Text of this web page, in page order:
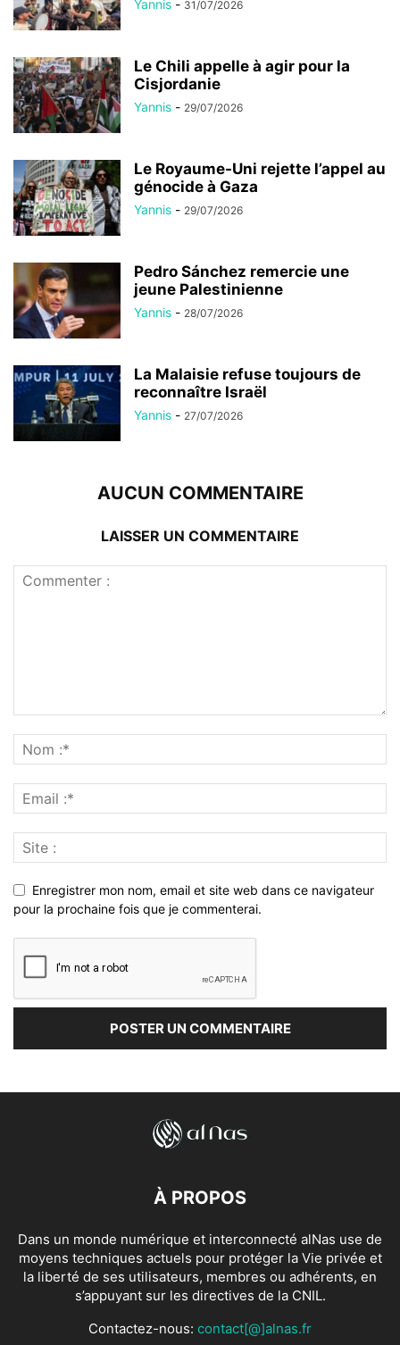
Yannis - 31/07/2026
Le Chili appelle à agir pour la
Cisjordanie
Yannis - 29/07/2026
Le Royaume-Uni rejette l’appel au
génocide à Gaza
Yannis - 29/07/2026
Pedro Sánchez remercie une
jeune Palestinienne
Yannis - 28/07/2026
La Malaisie refuse toujours de
reconnaître Israël
Yannis - 27/07/2026
AUCUN COMMENTAIRE
LAISSER UN COMMENTAIRE
Enregistrer mon nom, email et site web dans ce navigateur
pour la prochaine fois que je commenterai.
À PROPOS
Dans un monde numérique et interconnecté alNas use de
moyens techniques actuels pour protéger la Vie privée et
la liberté de ses utilisateurs, membres ou adhérents, en
s’appuyant sur les directives de la CNIL.
Contactez-nous: contact[@]alnas.fr